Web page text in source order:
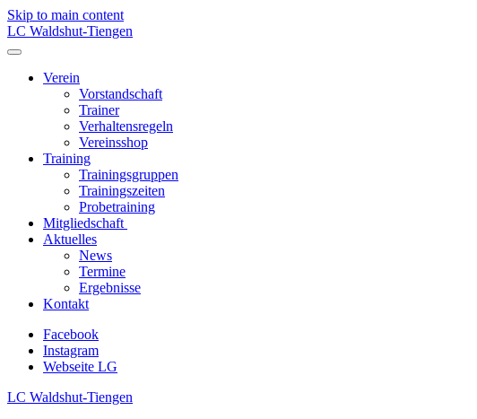
Skip to main content
LC Waldshut-Tiengen
Verein
Vorstandschaft
Trainer
Verhaltensregeln
Vereinsshop
Training
Trainingsgruppen
Trainingszeiten
Probetraining
Mitgliedschaft
Aktuelles
News
Termine
Ergebnisse
Kontakt
Facebook
Instagram
Webseite LG
LC Waldshut-Tiengen